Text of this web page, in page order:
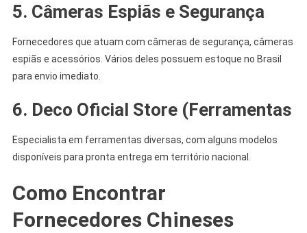
5. Câmeras Espiãs e Segurança
Fornecedores que atuam com câmeras de segurança, câmeras
espiãs e acessórios. Vários deles possuem estoque no Brasil
para envio imediato.
6. Deco Oficial Store (Ferramentas
Especialista em ferramentas diversas, com alguns modelos
disponíveis para pronta entrega em território nacional.
Como Encontrar
Fornecedores Chineses